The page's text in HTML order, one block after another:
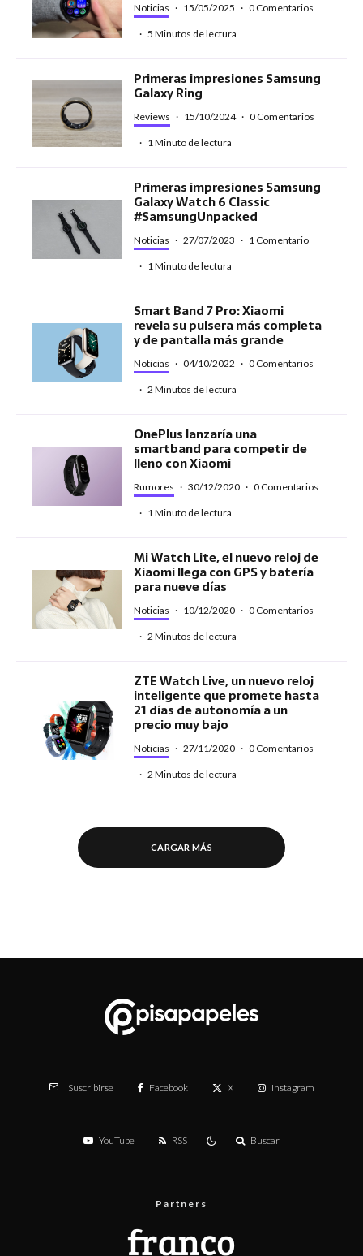
Noticias · 15/05/2025 · 0 Comentarios
· 5 Minutos de lectura
Primeras impresiones Samsung
Galaxy Ring
Reviews · 15/10/2024 · 0 Comentarios
· 1 Minuto de lectura
Primeras impresiones Samsung
Galaxy Watch 6 Classic
#SamsungUnpacked
Noticias · 27/07/2023 · 1 Comentario
· 1 Minuto de lectura
Smart Band 7 Pro: Xiaomi
revela su pulsera más completa
y de pantalla más grande
Noticias · 04/10/2022 · 0 Comentarios
· 2 Minutos de lectura
OnePlus lanzaría una
smartband para competir de
lleno con Xiaomi
Rumores · 30/12/2020 · 0 Comentarios
· 1 Minuto de lectura
Mi Watch Lite, el nuevo reloj de
Xiaomi llega con GPS y batería
para nueve días
Noticias · 10/12/2020 · 0 Comentarios
· 2 Minutos de lectura
ZTE Watch Live, un nuevo reloj
inteligente que promete hasta
21 días de autonomía a un
precio muy bajo
Noticias · 27/11/2020 · 0 Comentarios
· 2 Minutos de lectura
CARGAR MÁS
Suscribirse Facebook X Instagram
YouTube RSS Buscar
Partners